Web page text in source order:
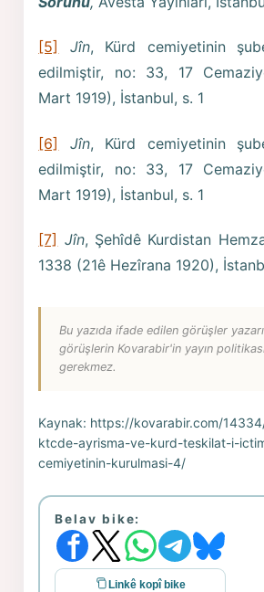
[5] Jîn, Kürd cemiyetinin
edilmiştir, no: 33, 17
Mart 1919), İstanbul, s. 1
[6] Jîn, Kürd cemiyetinin
edilmiştir, no: 33, 17
Mart 1919), İstanbul, s. 1
[7] Jîn, Şehîdê Kurdistan
1338 (21ê Hezîrana 1920),
Bu yazıda ifade edilen görüşler
görüşlerin Kovarabir'in yayın
gerekmez.
Kaynak: https://kovarabir.com/
ktcde-ayrisma-ve-kurd-teskilat-i-
cemiyetinin-kurulmasi-4/
Belav bike:
Linkê kopî bike